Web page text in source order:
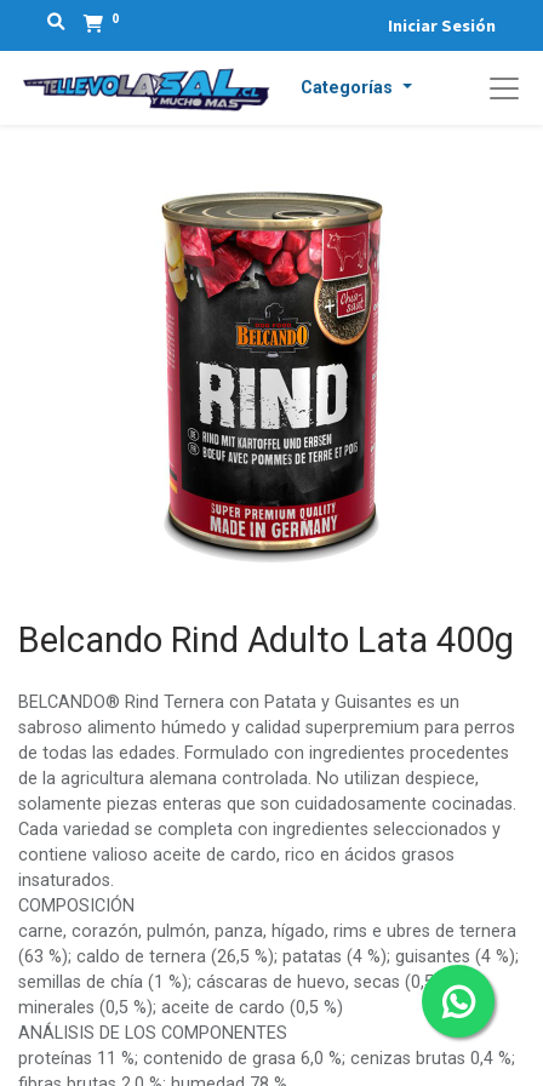
0 Iniciar Sesión
Categorías
Belcando Rind Adulto Lata 400g
BELCANDO® Rind Ternera con Patata y Guisantes es un
sabroso alimento húmedo y calidad superpremium para perros
de todas las edades. Formulado con ingredientes procedentes
de la agricultura alemana controlada. No utilizan despiece,
solamente piezas enteras que son cuidadosamente cocinadas.
Cada variedad se completa con ingredientes seleccionados y
contiene valioso aceite de cardo, rico en ácidos grasos
insaturados.
COMPOSICIÓN
carne, corazón, pulmón, panza, hígado, rims e ubres de ternera
(63 %); caldo de ternera (26,5 %); patatas (4 %); guisantes (4 %);
semillas de chía (1 %); cáscaras de huevo, secas (0,5 %);
minerales (0,5 %); aceite de cardo (0,5 %)
ANÁLISIS DE LOS COMPONENTES
proteínas 11 %; contenido de grasa 6,0 %; cenizas brutas 0,4 %;